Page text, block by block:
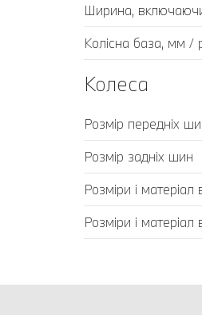
Ширина,
Колісна база, мм /
Колеса
Розмір передніх
Розмір задніх шин
Розміри і матеріал
Розміри і матеріал